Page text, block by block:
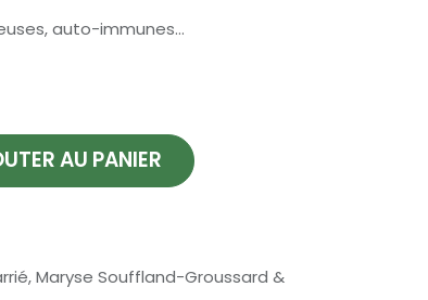
auto-immunes…
AU PANIER
Maryse Souffland-Groussard &